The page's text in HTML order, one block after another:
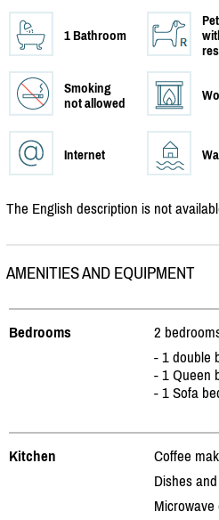
1 Bathroom
Smoking
not allowed
Internet
The English description is not
AMENITIES AND EQUIPMENT
Bedrooms
2
- 1 double
- 1 Queen
- 1 Sofa
Kitchen
Coffee
Dishes
Microwave